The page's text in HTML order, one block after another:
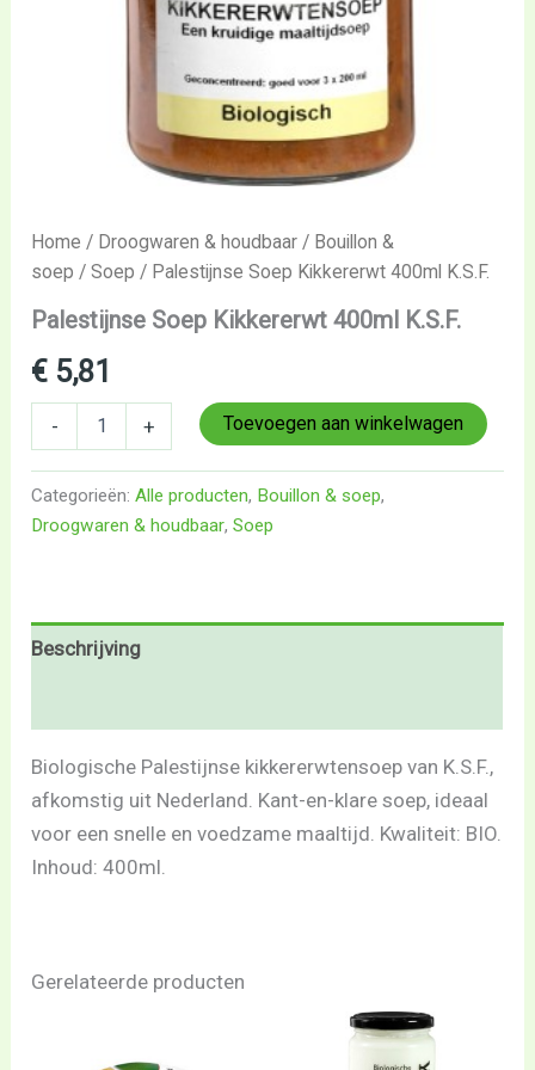
Home / Droogwaren & houdbaar / Bouillon &
soep /Soep / Palestijnse Soep Kikkererwt 400ml K.S.F.
Palestijnse Soep Kikkererwt 400ml K.S.F.
€ 5,81
- + Toevoegen aan winkelwagen
Categorieën:Alle producten, Bouillon & soep,
Droogwaren & houdbaar,Soep
Beschrijving
Biologische Palestijnse kikkererwtensoep van K.S.F.,
afkomstig uit Nederland. Kant-en-klare soep, ideaal
voor een snelle en voedzame maaltijd. Kwaliteit: BIO.
Inhoud: 400ml.
Gerelateerde producten